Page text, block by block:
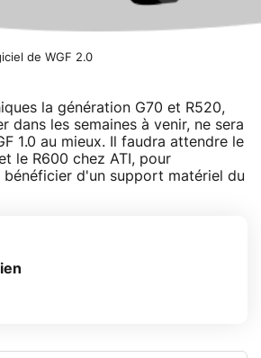
de WGF 2.0
la génération G70 et R520,
dans les semaines à venir, ne sera
1.0 au mieux. Il faudra attendre le
le R600 chez ATI, pour
bénéficier d'un support matériel du